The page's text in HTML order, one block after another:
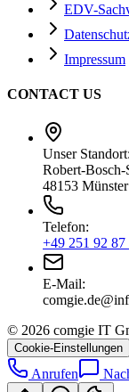
EDV-
Impressum
CONTACT US
Unser Standort:
Robert-Bosch-
48153 Münster
Telefon:
+49 251 92 87
E-Mail:
© 2026 comgie IT
Cookie-Einstellungen
Anrufen